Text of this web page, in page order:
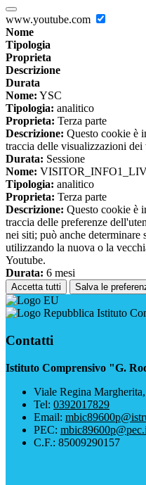
www.youtube.com
Nome
Tipologia
Proprieta
Descrizione
Durata
Nome: YSC
Tipologia: analitico
Proprieta: Terza parte
Descrizione: Questo cookie è
traccia delle visualizzazioni
Durata: Sessione
Nome:
Tipologia: analitico
Proprieta: Terza parte
Descrizione: Questo cookie è
traccia delle preferenze
nei siti; può anche determinare
utilizzando la nuova o la
Youtube.
Durata: 6 mesi
Accetta tutti Salva le
Istituto
Contatti
Istituto Comprensivo "G.
Viale Regina
Tel: 0392017829
Email:
PEC:
C.F.: 85009290157